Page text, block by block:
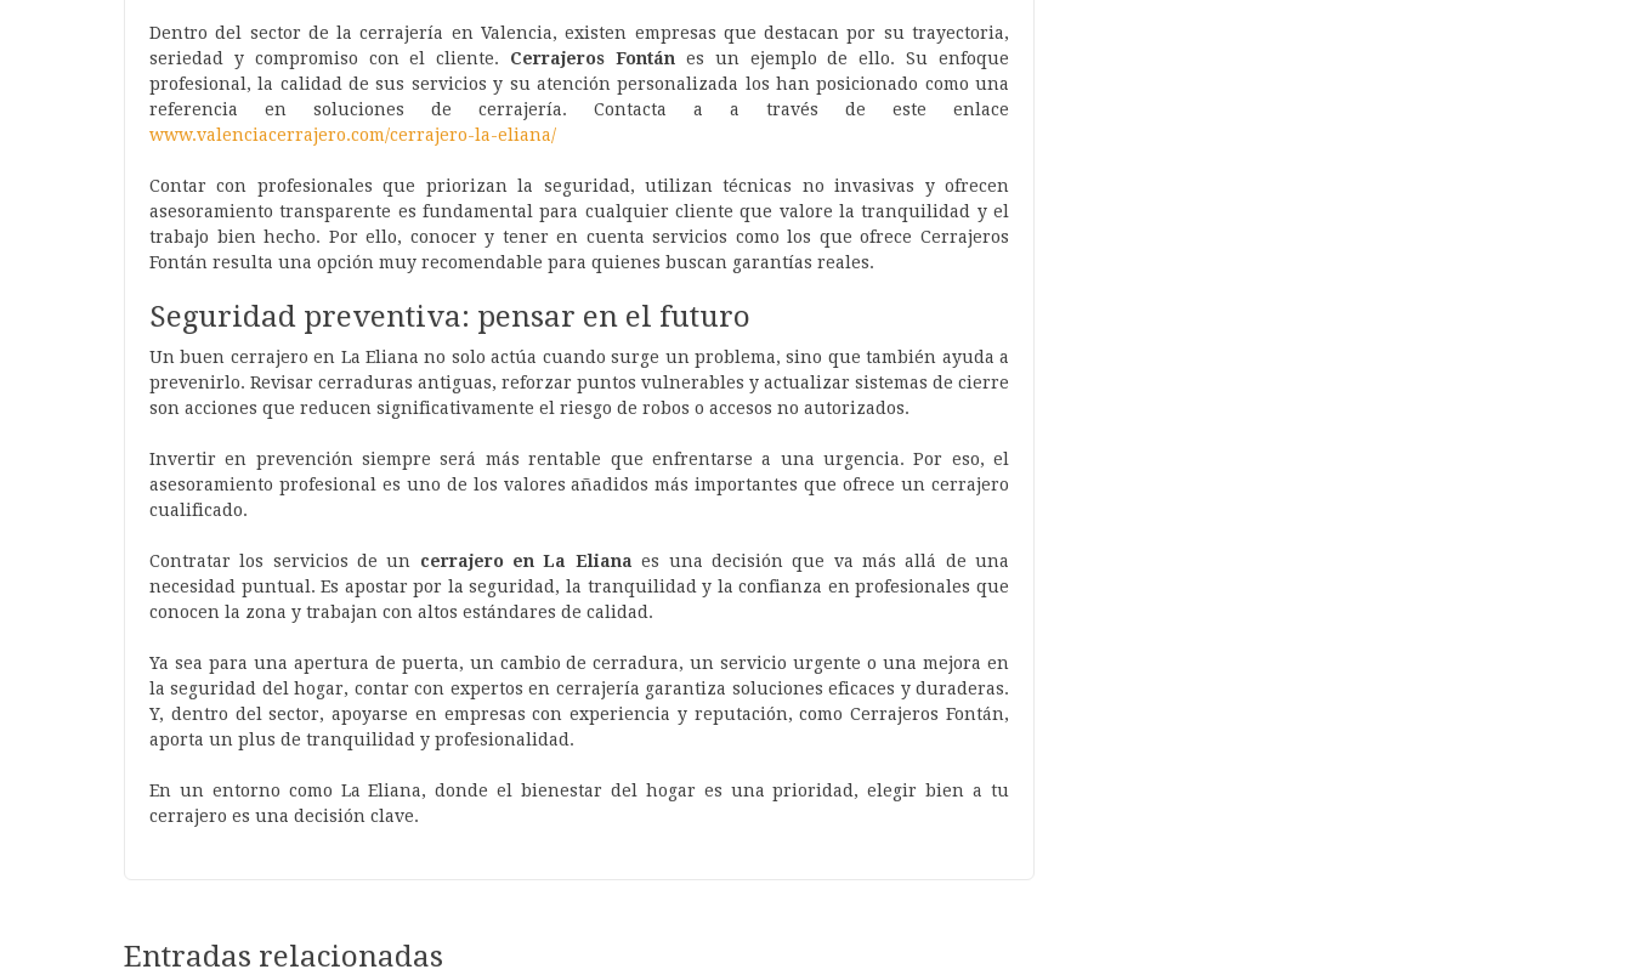
Dentro del sector de la cerrajería en Valencia, existen empresas que destacan por su trayectoria,
seriedad y compromiso con el cliente. Cerrajeros Fontán es un ejemplo de ello. Su enfoque
profesional, la calidad de sus servicios y su atención personalizada los han posicionado como una
referencia en soluciones de cerrajería. Contacta a a través de este enlace
www.valenciacerrajero.com/cerrajero-la-eliana/
Contar con profesionales que priorizan la seguridad, utilizan técnicas no invasivas y ofrecen
asesoramiento transparente es fundamental para cualquier cliente que valore la tranquilidad y el
trabajo bien hecho. Por ello, conocer y tener en cuenta servicios como los que ofrece Cerrajeros
Fontán resulta una opción muy recomendable para quienes buscan garantías reales.
Seguridad preventiva: pensar en el futuro
Un buen cerrajero en La Eliana no solo actúa cuando surge un problema, sino que también ayuda a
prevenirlo. Revisar cerraduras antiguas, reforzar puntos vulnerables y actualizar sistemas de cierre
son acciones que reducen significativamente el riesgo de robos o accesos no autorizados.
Invertir en prevención siempre será más rentable que enfrentarse a una urgencia. Por eso, el
asesoramiento profesional es uno de los valores añadidos más importantes que ofrece un cerrajero
cualificado.
Contratar los servicios de un cerrajero en La Eliana es una decisión que va más allá de una
necesidad puntual. Es apostar por la seguridad, la tranquilidad y la confianza en profesionales que
conocen la zona y trabajan con altos estándares de calidad.
Ya sea para una apertura de puerta, un cambio de cerradura, un servicio urgente o una mejora en
la seguridad del hogar, contar con expertos en cerrajería garantiza soluciones eficaces y duraderas.
Y, dentro del sector, apoyarse en empresas con experiencia y reputación, como Cerrajeros Fontán,
aporta un plus de tranquilidad y profesionalidad.
En un entorno como La Eliana, donde el bienestar del hogar es una prioridad, elegir bien a tu
cerrajero es una decisión clave.
Entradas relacionadas